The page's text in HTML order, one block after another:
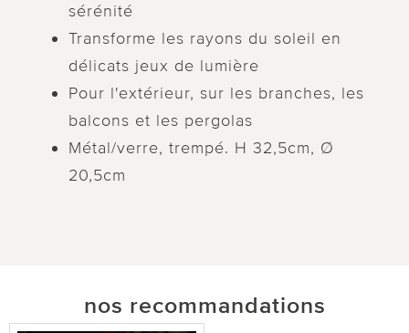
sérénité
Transforme les rayons du soleil en
délicats jeux de lumière
Pour l'extérieur, sur les branches, les
balcons et les pergolas
Métal/verre, trempé. H 32,5cm, Ø
20,5cm
nos recommandations